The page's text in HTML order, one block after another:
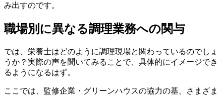
み出すのです。
職場別に異なる調理業務への関与
では、栄養士はどのように調理現場と関わっているのでしょ
うか？実際の声を聞いてみることで、具体的にイメージでき
るようになるはず。
ここでは、監修企業・グリーンハウスの協力の基、さまざま